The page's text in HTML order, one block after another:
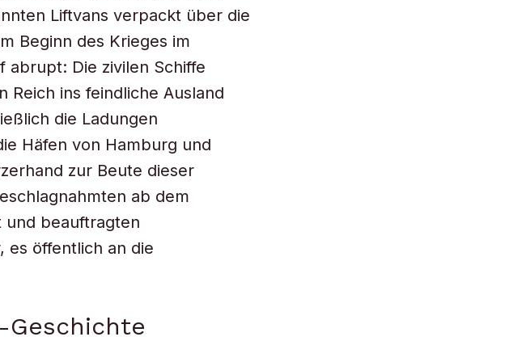
Liftvans verpackt über die
Beginn des Krieges im
abrupt: Die zivilen Schiffe
ins feindliche Ausland
die Ladungen
Häfen von Hamburg und
zur Beute dieser
ab dem
und beauftragten
es öffentlich an die
Geschichte